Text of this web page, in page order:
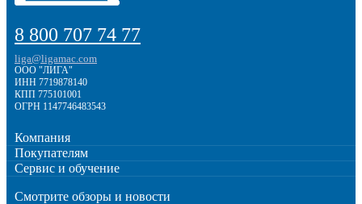
8 800 707 74 77
liga@ligamac.com
ООО "ЛИГА"
ИНН 7719878140
КПП 775101001
ОГРН 1147746483543
Компания
Покупателям
Сервис и обучение
Смотрите обзоры и новости